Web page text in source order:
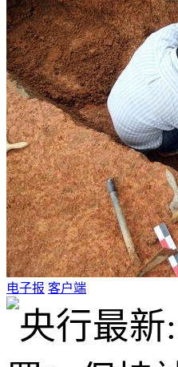
电子报 客户端